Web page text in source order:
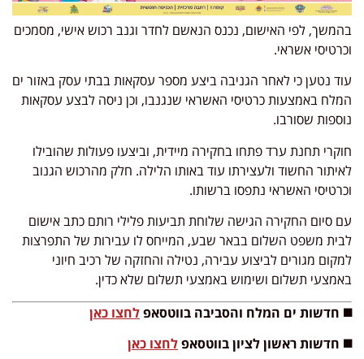
בהמשך, לפי האישום, נכנס הנאשם לחדר וגנב רכוש אישי, מסמכים
וכרטיסי אשראי.
עוד נטען כי לאחר הגניבה ביצע מספר עסקאות בבתי עסק באזור ים
המלח באמצעות כרטיסי האשראי שנגנבו, וכן ניסה לבצע עסקאות
נוספות שסורבו.
חוקרי תחנת ערד פתחו בחקירה מיידית, וביצעו פעולות שהובילו
לאיתור החשוד ולעצירתו עוד באותו הלילה. חלק מהרכוש הגנוב
וכרטיסי האשראי נתפסו ברשותו.
עם סיום החקירה הגישה שלוחת תביעות פלילי רותם כתב אישום
לבית משפט השלום בבאר שבע, המייחס לו עבירות של התפרצות
למקום מגורים לביצוע עבירה, נטילה והחזקה של רכיב חיוני
באמצעי תשלום ושימוש באמצעי תשלום שלא כדין.
◼️ חדשות ים המלח והסביבה בווטסאפלחצו כאן
◼️ חדשות ראשון לציון בווטסאפלחצו כאן